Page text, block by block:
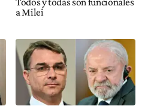
a Milei